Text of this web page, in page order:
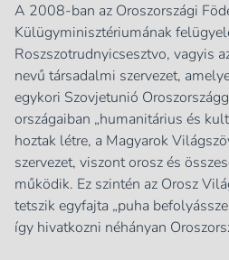
A 2008-ban az Oroszországi
Külügyminisztériumának
Roszszotrudnyicsesztvo, vagyis
nevű társadalmi szervezet,
egykori Szovjetunió
országaiban „humanitárius és
hoztak létre, a Magyarok
szervezet, viszont orosz és
működik. Ez szintén az Orosz
tetszik egyfajta „puha
így hivatkozni néhányan